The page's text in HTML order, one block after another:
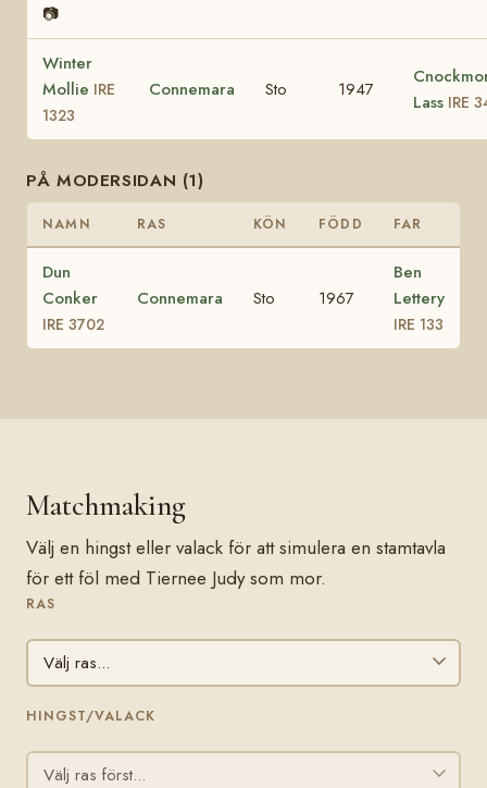
📷
Winter
Mollie IRE
1323
Connemara Sto 1947
Lass IRE
PÅ MODERSIDAN (1)
NAMN RAS KÖN FÖDD FAR
Dun
Conker
IRE 3702
Connemara Sto 1967
Ben
Lettery
IRE 133
Matchmaking
Välj en hingst eller valack för att simulera en stamtavla
för ett föl med Tiernee Judy som mor.
RAS
HINGST/VALACK